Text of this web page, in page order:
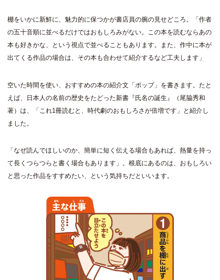
棚をいかに新鮮に、魅力的に保つかが書店員の腕の見せどころ。「作者
の五十音順に並べるだけではおもしろみがない。この本を読むならあの
本も好きかな、という視点で並べることもあります。また、作中に本が
出てくる作品の場合は、その本も合わせて紹介するなど工夫します」
空いた時間を使い、おすすめの本の紹介文「ポップ」を書きます。たと
えば、日本人の名前の歴史をたどった新書『氏名の誕生』（尾脇秀和
著）は、「これ1冊読むと、時代劇のおもしろさが倍増です」と紹介し
ました。
「なぜ読んでほしいのか、簡単に短く伝える場合もあれば、熱量を持っ
て長くつらつらと書く場合もあります」。根底にあるのは、おもしろい
と思った作品をすすめたい、という気持ちだといいます。